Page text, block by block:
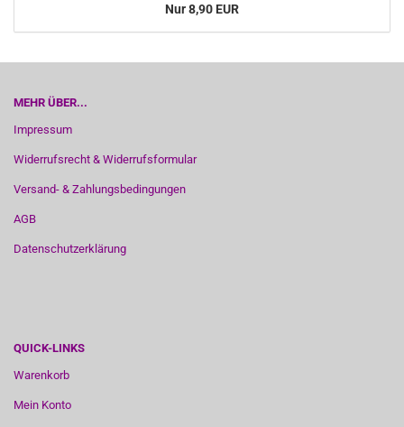
Nur 8,90 EUR
MEHR ÜBER...
Impressum
Widerrufsrecht & Widerrufsformular
Versand- & Zahlungsbedingungen
AGB
Datenschutzerklärung
QUICK-LINKS
Warenkorb
Mein Konto